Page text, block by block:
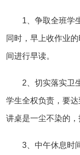
1、争取全班学
同时，早上收作业
间进行早读。
2、切实落实卫
学生全权负责，要
讲桌是一尘不染的，
3、中午休息时